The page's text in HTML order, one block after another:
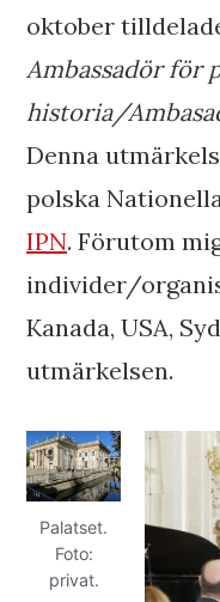
oktober
Ambassadör för
historia/
Denna
polska
IPN. Förutom
individer/
Kanada, USA,
utmärkelsen.
Palatset.
Foto:
privat.